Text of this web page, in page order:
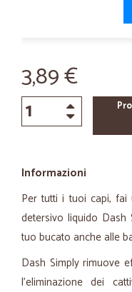
3,89 €
Informazioni
Per tutti i tuoi capi, fai
detersivo liquido Dash
tuo bucato anche alle
Dash Simplyrimuove
l'eliminazione dei